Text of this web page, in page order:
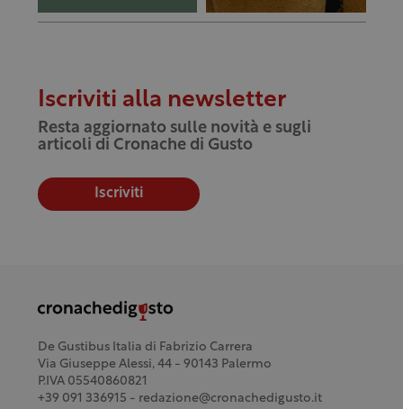
Iscriviti alla newsletter
Resta aggiornato sulle novità e sugli
articoli di Cronache di Gusto
Iscriviti
De Gustibus Italia di Fabrizio Carrera
Via Giuseppe Alessi, 44 - 90143 Palermo
P.IVA 05540860821
+39 091 336915 - redazione@cronachedigusto.it